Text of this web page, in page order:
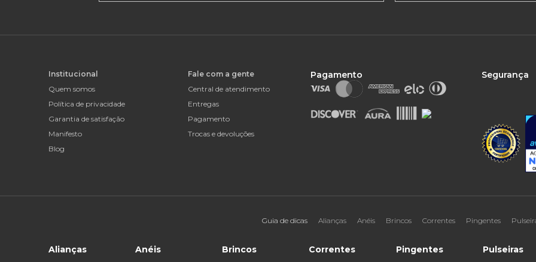
Institucional
Quem somos
Política de privacidade
Garantia de satisfação
Manifesto
Blog
Fale com a gente
Central de atendimento
Entregas
Pagamento
Trocas e devoluções
Pagamento Segurança
Guia de dicas Alianças Anéis Brincos Correntes Pingentes
Alianças Anéis Brincos Correntes Pingentes Pulseiras